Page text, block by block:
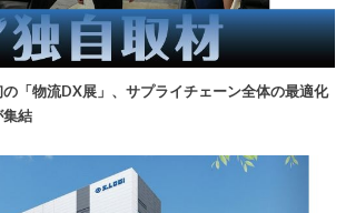
の「物流DX展」、サプライチェーン全体の最適化
集結